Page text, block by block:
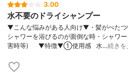
3.00
水不要のドライシャンプー
▼こんな悩みがある人向け▼・髪がべたつ
シャワーを浴びるのが面倒な時・シャワ
害時等)⠀⠀▼特徴▼①使用感⠀水…続きを